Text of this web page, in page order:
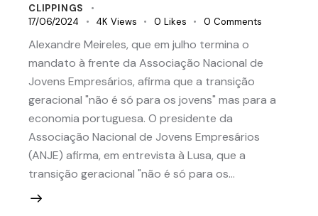
CLIPPINGS
17/06/2024
4K Views 0 Likes 0 Comments
Alexandre Meireles, que em julho termina o
mandato à frente da Associação Nacional de
Jovens Empresários, afirma que a transição
geracional "não é só para os jovens" mas para a
economia portuguesa. O presidente da
Associação Nacional de Jovens Empresários
(ANJE) afirma, em entrevista à Lusa, que a
transição geracional "não é só para os…